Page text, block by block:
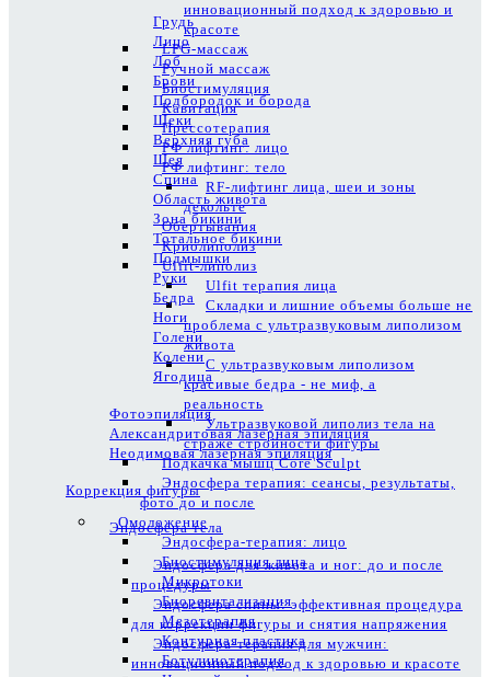
Грудь
Лицо
Лоб
Брови
Подбородок и борода
Щеки
Верхняя губа
Шея
Спина
Область живота
Зона бикини
Тотальное бикини
Подмышки
Руки
Бедра
Ноги
Голени
Колени
Ягодица
Фотоэпиляция
Александритовая лазерная эпиляция
Неодимовая лазерная эпиляция
Коррекция фигуры
Эндосфера тела
Эндосфера для живота и ног: до и после
процедуры
Эндосфера спины: эффективная процедура
для коррекции фигуры и снятия напряжения
Эндосфера-терапия для мужчин:
инновационный подход к здоровью и красоте
инновационный подход к здоровью и
красоте
LPG-массаж
Ручной массаж
Биостимуляция
Кавитация
Прессотерапия
РФ лифтинг: лицо
РФ лифтинг: тело
RF-лифтинг лица, шеи и зоны
декольте
Обертывания
Криолиполиз
Ulfit-липолиз
Ulfit терапия лица
Складки и лишние объемы больше не
проблема с ультразвуковым липолизом
живота
С ультразвуковым липолизом
красивые бедра - не миф, а
реальность
Ультразвуковой липолиз тела на
страже стройности фигуры
Подкачка мышц Core Sculpt
Эндосфера терапия: сеансы, результаты,
фото до и после
Омоложение
Эндосфера-терапия: лицо
Биостимуляция лица
Микротоки
Биоревитализация
Мезотерапия
Контурная пластика
Ботулинотерапия